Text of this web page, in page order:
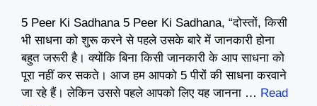
5 Peer Ki Sadhana 5 Peer Ki Sadhana, “दोस्तों, किसी
भी साधना को शुरू करने से पहले उसके बारे में जानकारी होना
बहुत जरूरी है। क्योंकि बिना किसी जानकारी के आप साधना को
पूरा नहीं कर सकते। आज हम आपको 5 पीरों की साधना करवाने
जा रहे हैं। लेकिन उससे पहले आपको लिए यह जानना … Read